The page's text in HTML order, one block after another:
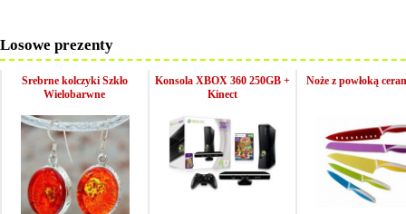
Losowe prezenty
Srebrne kolczyki Szkło
Wielobarwne
Konsola XBOX 360 250GB +
Kinect
Noże z powłoką